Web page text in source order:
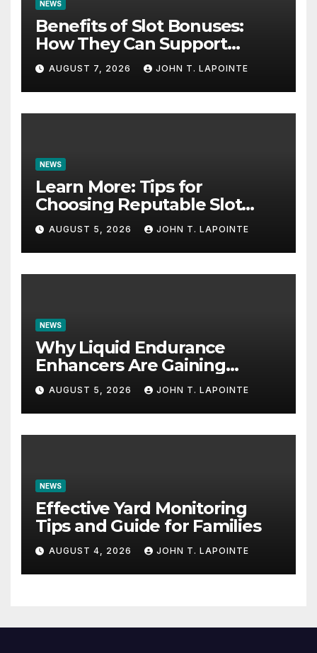
NEWS
Benefits of Slot Bonuses:
How They Can Support
Better Results
AUGUST 7, 2026 JOHN T. LAPOINTE
NEWS
Learn More: Tips for
Choosing Reputable Slot
Sites
AUGUST 5, 2026 JOHN T. LAPOINTE
NEWS
Why Liquid Endurance
Enhancers Are Gaining
Popularity
AUGUST 5, 2026 JOHN T. LAPOINTE
NEWS
Effective Yard Monitoring
Tips and Guide for Families
AUGUST 4, 2026 JOHN T. LAPOINTE